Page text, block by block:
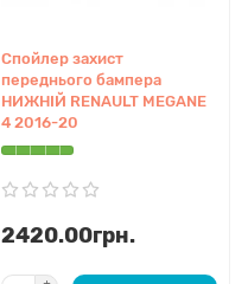
Спойлер захист
переднього бампера
НИЖНІЙ RENAULT MEGANE
4 2016-20
2420.00грн.